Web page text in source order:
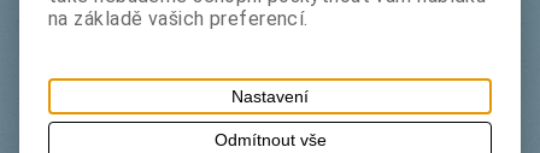
s DPH: 408 Kč
na základě vašich preferencí.
Nastavení
Odmítnout vše